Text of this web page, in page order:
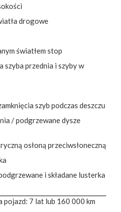
drogowe
światłem stop
szyba przednia i szyby w
szyb podczas deszczu
/ podgrzewane dysze
osłoną przeciwsłoneczną
i składane lusterka
pojazd: 7 lat lub 160 000 km